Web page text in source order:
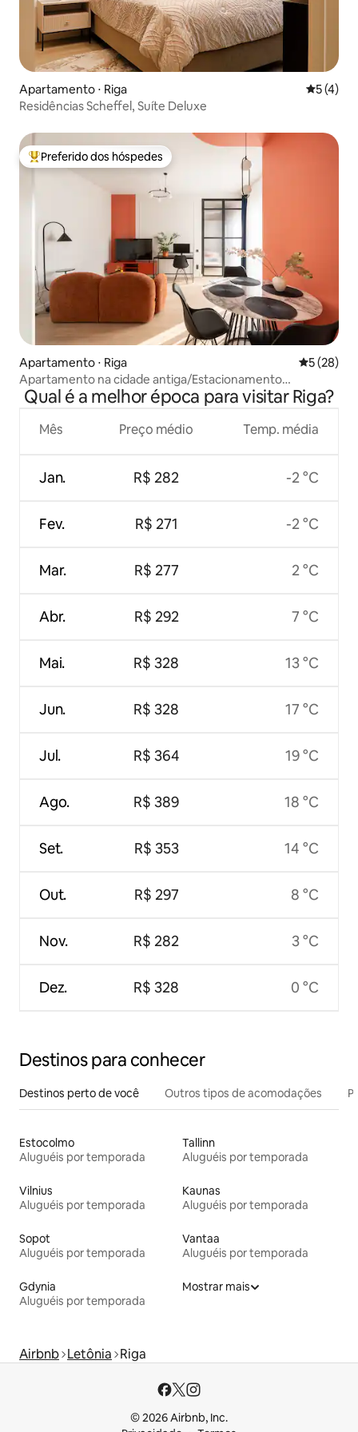
Apartamento ⋅ Riga 5 de
5 (4)
Residências Scheffel, Suíte Deluxe
Entre os melhores preferidos dos hóspedes
Preferido dos hóspedes
Apartamento ⋅ Riga 5 de uma
5 (28)
Apartamento na cidade antiga/Estacionamento
gratuito/TV/Mesa de trabalho/Ar
Qual é a melhor época para visitar Riga?
Mês
Jan.
Fev.
Mar.
Abr.
Mai.
Jun.
Jul.
Ago.
Set.
Out.
Nov.
Dez.
Preço médio
R$ 282
R$ 271
R$ 277
R$ 292
R$ 328
R$ 328
R$ 364
R$ 389
R$ 353
R$ 297
R$ 282
R$ 328
Temp. média
-2 °C
-2 °C
2 °C
7 °C
13 °C
17 °C
19 °C
18 °C
14 °C
8 °C
3 °C
0 °C
Destinos para conhecer
Destinos perto de você Outros tipos de acomodações
Estocolmo
Aluguéis por temporada
Tallinn
Aluguéis por temporada
Vilnius
Aluguéis por temporada
Kaunas
Aluguéis por temporada
Sopot
Aluguéis por temporada
Vantaa
Aluguéis por temporada
Gdynia
Aluguéis por temporada
Mostrar mais
Airbnb Letônia Riga
© 2026 Airbnb, Inc.